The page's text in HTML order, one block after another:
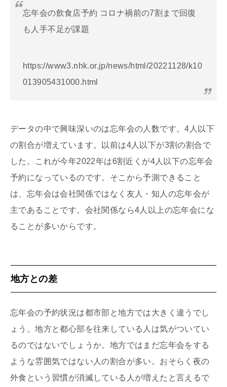
忘年会の飲食店予約 コロナ禍前の7割まで回復
も人手不足が課題
https://www3.nhk.or.jp/news/html/20221128/k10
013905431000.html
データの中で興味深いのは忘年会の人数です。4人以下
の割合が増えています。以前は4人以下が3割の割合で
した。これが今年2022年は6割近くが4人以下の忘年会
予約になっているのです。そこから予測できること
は、忘年会は会社関係ではなく友人・知人の忘年会が
主であることです。会社関係なら4人以上の忘年会にな
ることが多いからです。
地方との差
忘年会の予約状況は都市部と地方では大きく違うでし
ょう。地方と都心部を往来している人は気がついてい
るのではないでしょうか。地方ではまだ忘年会をする
ような雰囲気ではない人の割合が多い。おそらく夜の
外食という習慣が消滅している人が増えたと言えるで